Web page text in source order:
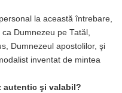
la această întrebare,
Dumnezeu pe Tatăl,
Dumnezeul apostolilor, şi
inventat de mintea
autentic şi valabil?